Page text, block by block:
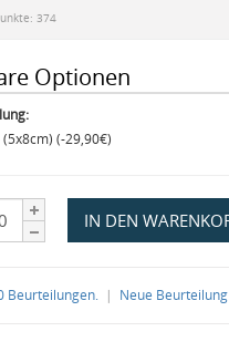
374
Optionen
(-29,90€)
Beurteilungen.| Neue Beurteilung